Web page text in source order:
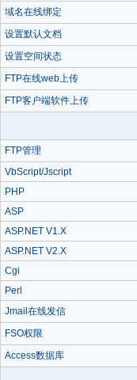
域名在线绑定
设置默认文档
设置空间状态
FTP在线web上传
FTP客户端软件上传
FTP管理
VbScript/Jscript
PHP
ASP
ASP.NET V1.X
ASP.NET V2.X
Cgi
Perl
Jmail在线发信
FSO权限
Access数据库